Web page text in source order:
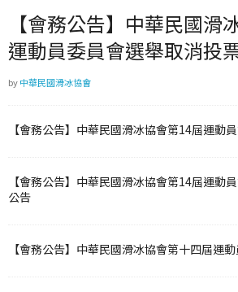
【會務公告】中華民國滑
運動員委員會選舉取消投
by中華民國滑冰協會
【會務公告】中華民國滑冰協會第14屆運動
【會務公告】中華民國滑冰協會第14屆運動
公告
【會務公告】中華民國滑冰協會第十四屆運